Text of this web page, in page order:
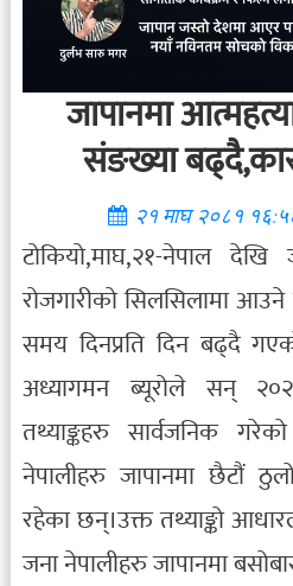
जापानमा
संङख्या
२१ माघ २०८१
टोकियो,माघ,२१-नेपाल देखि
रोजगारीको सिलसिलामा
समय दिनप्रति दिन बढ्दै
अध्यागमन ब्यूरोले सन्
तथ्याङ्कहरु सार्वजनिक
नेपालीहरु जापानमा छैटौं
रहेका छन्।उक्त तथ्याङ्को
जना नेपालीहरु जापानमा